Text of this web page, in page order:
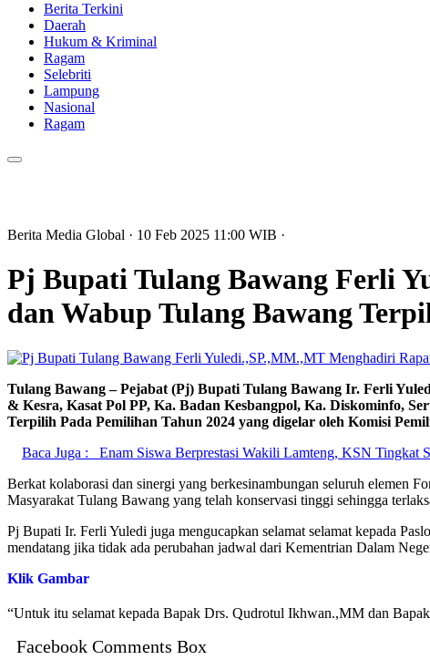
Berita Terkini
Daerah
Hukum & Kriminal
Ragam
Selebriti
Lampung
Nasional
Ragam
Berita Media Global · 10 Feb 2025 11:00 WIB ·
Pj Bupati Tulang Bawang Ferli
dan Wabup Tulang Bawang
Tulang Bawang – Pejabat (Pj) Bupati Tulang Bawang Ir. Ferli
& Kesra, Kasat Pol PP, Ka. Badan Kesbangpol, Ka. Diskominfo,
Terpilih Pada Pemilihan Tahun 2024 yang digelar oleh Komisi
Baca Juga :
Enam Siswa Berprestasi Wakili Lamteng, KSN Tingkat
Berkat kolaborasi dan sinergi yang berkesinambungan seluruh elemen
Masyarakat Tulang Bawang yang telah konservasi tinggi sehingga
Pj Bupati Ir. Ferli Yuledi juga mengucapkan selamat selamat kepada
mendatang jika tidak ada perubahan jadwal dari Kementrian Dalam
Klik Gambar
“Untuk itu selamat kepada Bapak Drs. Qudrotul Ikhwan.,MM dan
Facebook Comments Box